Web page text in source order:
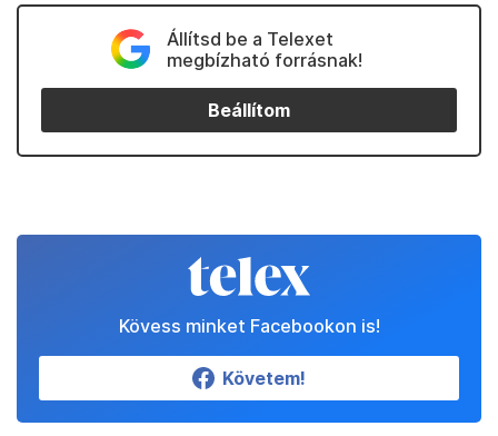
Állítsd be a Telexet
megbízható forrásnak!
Beállítom
Kövess minket Facebookon is!
Követem!